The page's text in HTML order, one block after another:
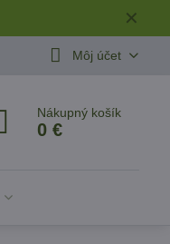
✕
Môj účet
Nákupný košík
0 €